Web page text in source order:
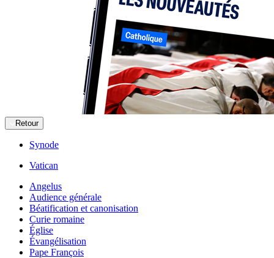
Retour
Synode
Vatican
Angelus
Audience générale
Béatification et canonisation
Curie romaine
Église
Évangélisation
Pape François